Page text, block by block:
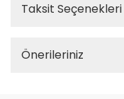
Taksit Seçenekleri
Önerileriniz